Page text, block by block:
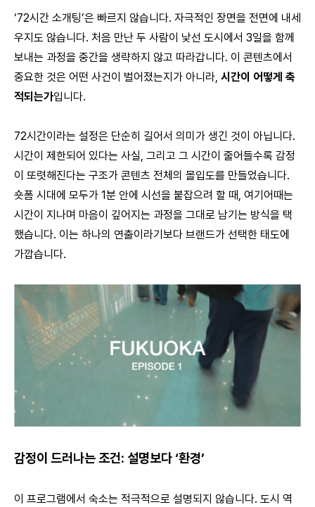
‘72시간 소개팅’은 빠르지 않습니다. 자극적인 장면을 전면에 내세
우지도 않습니다. 처음 만난 두 사람이 낯선 도시에서 3일을 함께
보내는 과정을 중간을 생략하지 않고 따라갑니다. 이 콘텐츠에서
중요한 것은 어떤 사건이 벌어졌는지가 아니라, 시간이 어떻게 축
적되는가입니다.
72시간이라는 설정은 단순히 길어서 의미가 생긴 것이 아닙니다.
시간이 제한되어 있다는 사실, 그리고 그 시간이 줄어들수록 감정
이 또렷해진다는 구조가 콘텐츠 전체의 몰입도를 만들었습니다.
숏폼 시대에 모두가 1분 안에 시선을 붙잡으려 할 때, 여기어때는
시간이 지나며 마음이 깊어지는 과정을 그대로 남기는 방식을 택
했습니다. 이는 하나의 연출이라기보다 브랜드가 선택한 태도에
가깝습니다.
감정이 드러나는 조건: 설명보다 ‘환경’
이 프로그램에서 숙소는 적극적으로 설명되지 않습니다. 도시 역